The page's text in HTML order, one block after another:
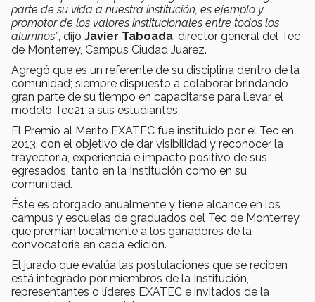
parte de su vida a nuestra institución, es ejemplo y
promotor de los valores institucionales entre todos los
alumnos”, dijo Javier Taboada , director general del Tec
de Monterrey, Campus Ciudad Juárez.
Agregó que es un referente de su disciplina dentro de la
comunidad; siempre dispuesto a colaborar brindando
gran parte de su tiempo en capacitarse para llevar el
modelo Tec21 a sus estudiantes.
El Premio al Mérito EXATEC fue instituido por el Tec en
2013, con el objetivo de dar visibilidad y reconocer la
trayectoria, experiencia e impacto positivo de sus
egresados, tanto en la Institución como en su
comunidad.
Éste es otorgado anualmente y tiene alcance en los
campus y escuelas de graduados del Tec de Monterrey,
que premian localmente a los ganadores de la
convocatoria en cada edición.
El jurado que evalúa las postulaciones que se reciben
está integrado por miembros de la Institución,
representantes o líderes EXATEC e invitados de la